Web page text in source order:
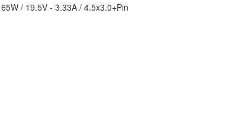
/ 19.5V - 3.33A / 4.5x3.0+Pin